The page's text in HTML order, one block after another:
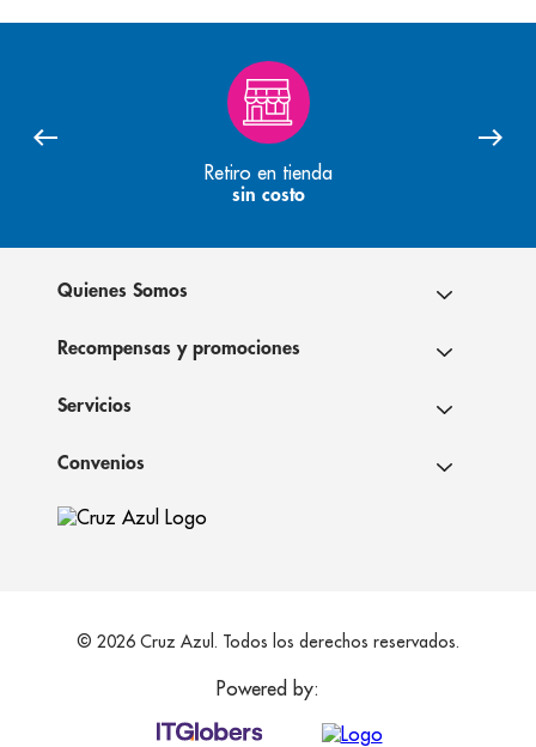
Retiro en tienda
sin costo
Quienes Somos
Recompensas y promociones
Servicios
Convenios
© 2026 Cruz Azul. Todos los derechos reservados.
Powered by: